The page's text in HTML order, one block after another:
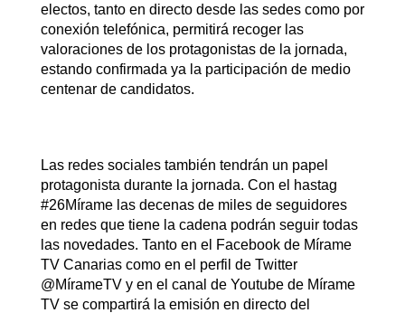
electos, tanto en directo desde las sedes como por
conexión telefónica, permitirá recoger las
valoraciones de los protagonistas de la jornada,
estando confirmada ya la participación de medio
centenar de candidatos.
Las redes sociales también tendrán un papel
protagonista durante la jornada. Con el hastag
#26Mírame las decenas de miles de seguidores
en redes que tiene la cadena podrán seguir todas
las novedades. Tanto en el Facebook de Mírame
TV Canarias como en el perfil de Twitter
@MírameTV y en el canal de Youtube de Mírame
TV se compartirá la emisión en directo del